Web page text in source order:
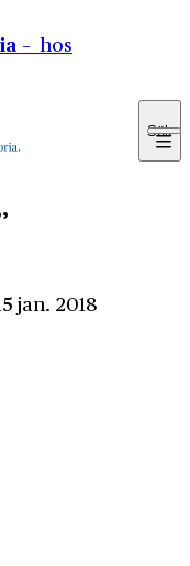
– hos
Sök
jan. 2018